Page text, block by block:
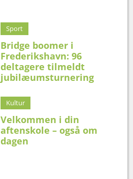
Sport
Bridge boomer i
Frederikshavn: 96
deltagere tilmeldt
jubilæumsturnering
Kultur
Velkommen i din
aftenskole – også om
dagen